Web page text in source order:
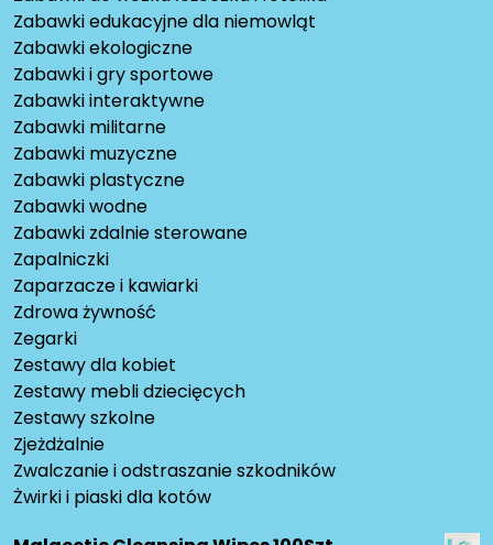
Zabawki edukacyjne dla niemowląt
Zabawki ekologiczne
Zabawki i gry sportowe
Zabawki interaktywne
Zabawki militarne
Zabawki muzyczne
Zabawki plastyczne
Zabawki wodne
Zabawki zdalnie sterowane
Zapalniczki
Zaparzacze i kawiarki
Zdrowa żywność
Zegarki
Zestawy dla kobiet
Zestawy mebli dziecięcych
Zestawy szkolne
Zjeżdżalnie
Zwalczanie i odstraszanie szkodników
Żwirki i piaski dla kotów